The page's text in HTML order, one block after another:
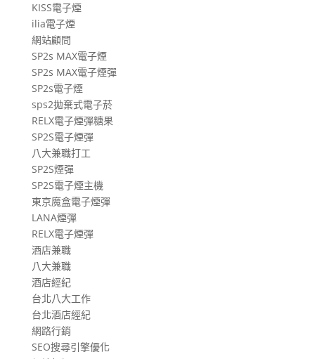
KISS電子煙
ilia電子煙
網站顧問
SP2s MAX電子煙
SP2s MAX電子煙彈
SP2s電子煙
sps2拋棄式電子菸
RELX電子煙彈糖果
SP2S電子煙彈
八大兼職打工
SP2S煙彈
SP2S電子煙主機
東京魔盒電子煙彈
LANA煙彈
RELX電子煙彈
酒店兼職
八大兼職
酒店經紀
台北八大工作
台北酒店經紀
網路行銷
SEO搜尋引擎優化